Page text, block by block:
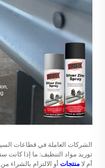
الشركات العاملة في قطاعات
توريد مواد التنظيف: ما إذا كانت
أم لا منتجات أو الالتزام بالشراء